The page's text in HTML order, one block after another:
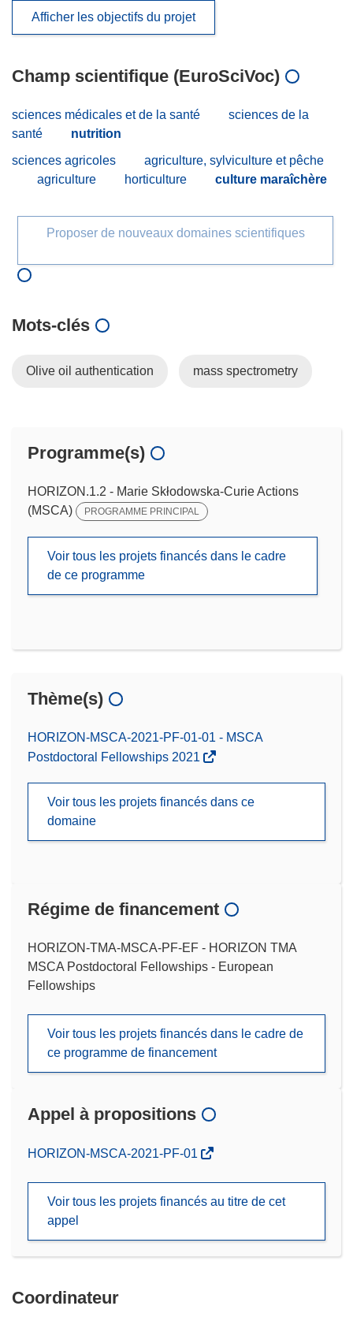
Afficher les objectifs du projet
Champ scientifique (EuroSciVoc)
sciences médicales et de la santé
sciences de la
santé
nutrition
sciences agricoles
agriculture, sylviculture et pêche
agriculture
horticulture culture maraîchère
Proposer de nouveaux domaines scientifiques
Mots‑clés
Olive oil authentication mass spectrometry
Programme(s)
HORIZON.1.2 - Marie Skłodowska-Curie Actions
(MSCA)
PROGRAMME PRINCIPAL
Voir tous les projets financés dans le cadre
de ce programme
Thème(s)
HORIZON-MSCA-2021-PF-01-01 - MSCA
Postdoctoral Fellowships 2021
Voir tous les projets financés dans ce
domaine
Régime de financement
HORIZON-TMA-MSCA-PF-EF - HORIZON TMA
MSCA Postdoctoral Fellowships - European
Fellowships
Voir tous les projets financés dans le cadre de
ce programme de financement
Appel à propositions
(s’ouvre
nouvelle
fenêtre)
HORIZON-MSCA-2021-PF-01
Voir tous les projets financés au titre de cet
appel
Coordinateur